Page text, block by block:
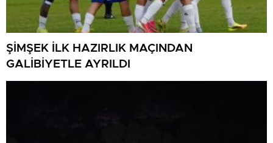
ŞİMŞEK İLK HAZIRLIK MAÇINDAN
GALİBİYETLE AYRILDI